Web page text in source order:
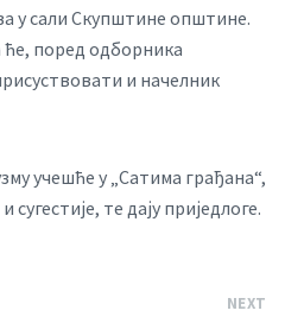
у сали Скупштине општине.
ће, поред одборника
и начелник
учешће у „Сатима грађана“,
те дају приједлоге.
NEXT